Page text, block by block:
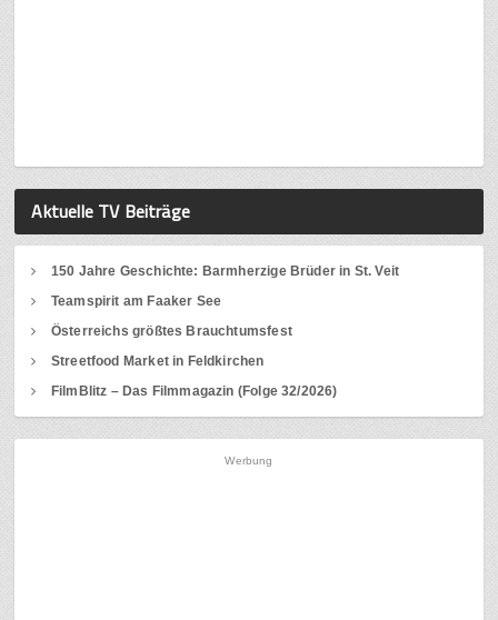
Aktuelle TV Beiträge
150 Jahre Geschichte: Barmherzige Brüder in St. Veit
Teamspirit am Faaker See
Österreichs größtes Brauchtumsfest
Streetfood Market in Feldkirchen
FilmBlitz – Das Filmmagazin (Folge 32/2026)
Werbung